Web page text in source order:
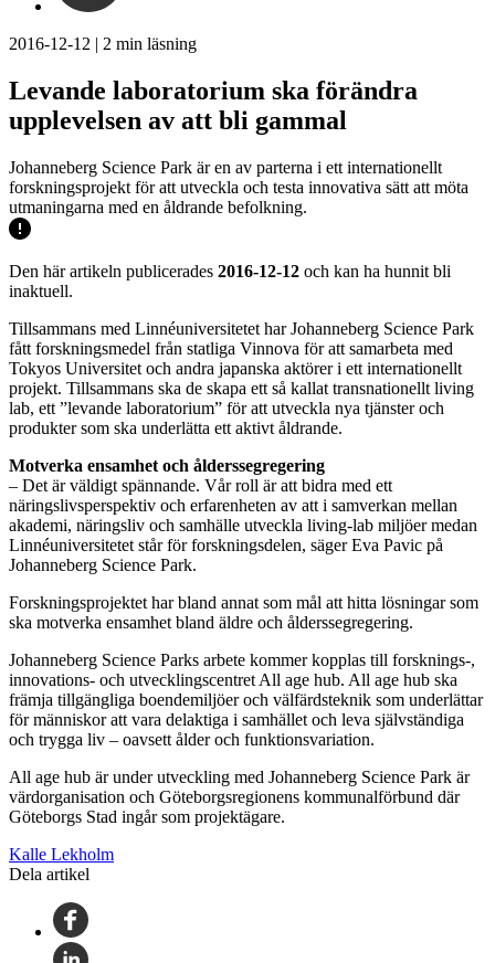
2016-12-12 | 2 min läsning
Levande laboratorium ska förändra
upplevelsen av att bli gammal
Johanneberg Science Park är en av parterna i ett internationellt
forskningsprojekt för att utveckla och testa innovativa sätt att möta
utmaningarna med en åldrande befolkning.
Den här artikeln publicerades 2016-12-12 och kan ha hunnit bli
inaktuell.
Tillsammans med Linnéuniversitetet har Johanneberg Science Park
fått forskningsmedel från statliga Vinnova för att samarbeta med
Tokyos Universitet och andra japanska aktörer i ett internationellt
projekt. Tillsammans ska de skapa ett så kallat transnationellt living
lab, ett ”levande laboratorium” för att utveckla nya tjänster och
produkter som ska underlätta ett aktivt åldrande.
Motverka ensamhet och ålderssegregering
– Det är väldigt spännande. Vår roll är att bidra med ett
näringslivsperspektiv och erfarenheten av att i samverkan mellan
akademi, näringsliv och samhälle utveckla living-lab miljöer medan
Linnéuniversitetet står för forskningsdelen, säger Eva Pavic på
Johanneberg Science Park.
Forskningsprojektet har bland annat som mål att hitta lösningar som
ska motverka ensamhet bland äldre och ålderssegregering.
Johanneberg Science Parks arbete kommer kopplas till forsknings-,
innovations- och utvecklingscentret All age hub. All age hub ska
främja tillgängliga boendemiljöer och välfärdsteknik som underlättar
för människor att vara delaktiga i samhället och leva självständiga
och trygga liv – oavsett ålder och funktionsvariation.
All age hub är under utveckling med Johanneberg Science Park är
värdorganisation och Göteborgsregionens kommunalförbund där
Göteborgs Stad ingår som projektägare.
Kalle Lekholm
Dela artikel